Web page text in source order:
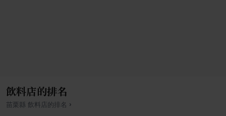
飲料店的排名
苗栗縣 飲料店的排名 ›